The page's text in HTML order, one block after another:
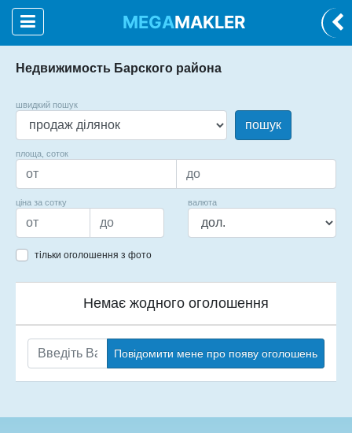
MEGAMAKLER
Недвижимость Барского района
швидкий пошук
пошук
площа, соток
ціна за сотку валюта
тільки оголошення з фото
Немає жодного оголошення
Повідомити мене про появу оголошень